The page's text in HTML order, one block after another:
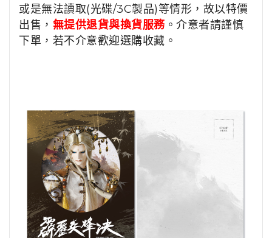
或是無法讀取(光碟/3C製品)等情形，故以特價
出售， 無提供退貨與換貨服務。介意者請謹慎
下單，若不介意歡迎選購收藏。